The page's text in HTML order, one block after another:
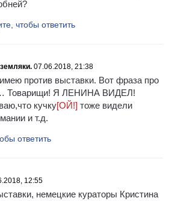
чтобы ответить
07.06.2018, 21:38
против выставки. Вот фраза про
Товарищи! Я ЛЕНИНА ВИДЕЛ!
кучку[ОЙ!] тоже видели
и т.д.
ответить
12:55
немецкие кураторы Кристина